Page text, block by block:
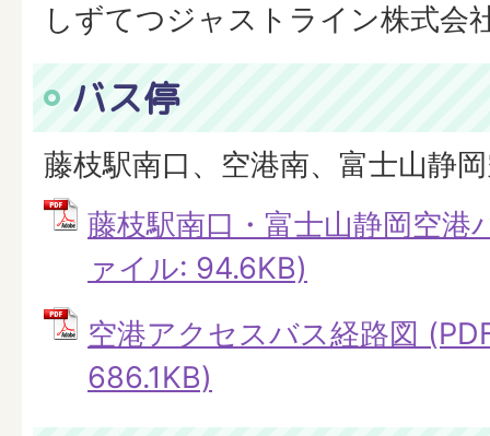
しずてつジャストライン株式会
バス停
藤枝駅南口、空港南、富士山静
藤枝駅南口・富士山静岡空港
ァイル: 94.6KB)
空港アクセスバス経路図
686.1KB)